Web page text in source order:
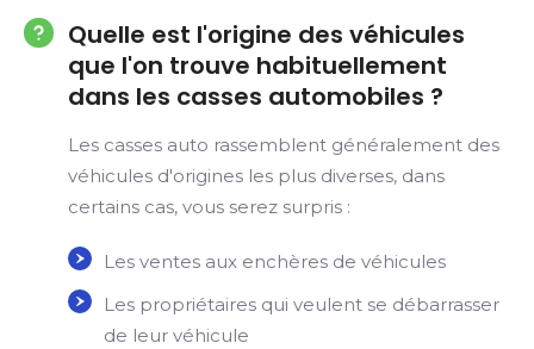
Quelle est l'origine des véhicules
que l'on trouve habituellement
dans les casses automobiles ?
Les casses auto rassemblent généralement des
véhicules d'origines les plus diverses, dans
certains cas, vous serez surpris :
Les ventes aux enchères de véhicules
Les propriétaires qui veulent se débarrasser
de leur véhicule